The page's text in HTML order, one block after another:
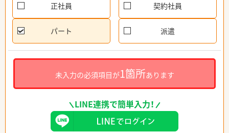
正社員 契約社員
パート 派遣
未入力の必須項目が1箇所あります
LINE連携で簡単入力！